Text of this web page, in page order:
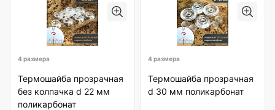
4 размера
Термошайба прозрачная
без колпачка d 22 мм
поликарбонат
4 размера
Термошайба прозрачная
d 30 мм поликарбонат